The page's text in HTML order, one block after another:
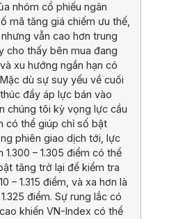
nhóm cổ phiếu ngân
mã tăng giá chiếm ưu thế,
vẫn cao hơn trung
cho thấy bên mua đang
xu hướng ngắn hạn có
dù sự suy yếu về cuối
đẩy áp lực bán vào
chúng tôi kỳ vọng lực cầu
có thể giúp chỉ số bật
phiên giao dịch tới, lực
– 1.305 điểm có thể
tăng trở lại để kiểm tra
– 1.315 điểm, và xa hơn là
điểm. Sự rung lắc có
khiến VN-Index có thể